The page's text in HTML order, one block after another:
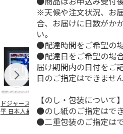
ドジャース 大谷翔
平 日本人最多53試
合連続出塁記念 ダ
MLB ドジャース 大
谷翔平 2026 NL 3・
4月投手…
※天候や注文状況、お
合、お届けに日数がか
い。
●配達時間をご希望の
●配達日をご希望の場
届け期間内の日付をご
日のご指定はできません
【のし・包装について】
●のし紙のご指定はでき
●二重包装のご指定はで